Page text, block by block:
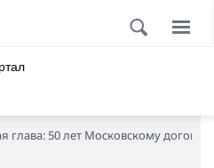
глава: 50 лет Московскому